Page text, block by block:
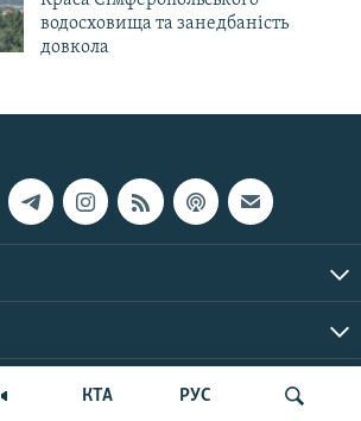
КТА РУС
водосховища та занедбаність
довкола
© Крим.Реалії, 2026 | Усі права застережено.